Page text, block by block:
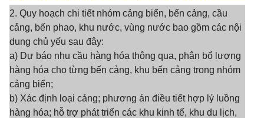
2. Quy hoạch chi tiết nhóm cảng biển, bến cảng, cầu
cảng, bến phao, khu nước, vùng nước bao gồm các nội
dung chủ yếu sau đây:
a) Dự báo nhu cầu hàng hóa thông qua, phân bổ lượng
hàng hóa cho từng bến cảng, khu bến cảng trong nhóm
cảng biển;
b) Xác định loại cảng; phương án điều tiết hợp lý luồng
hàng hóa; hỗ trợ phát triển các khu kinh tế, khu du lịch,